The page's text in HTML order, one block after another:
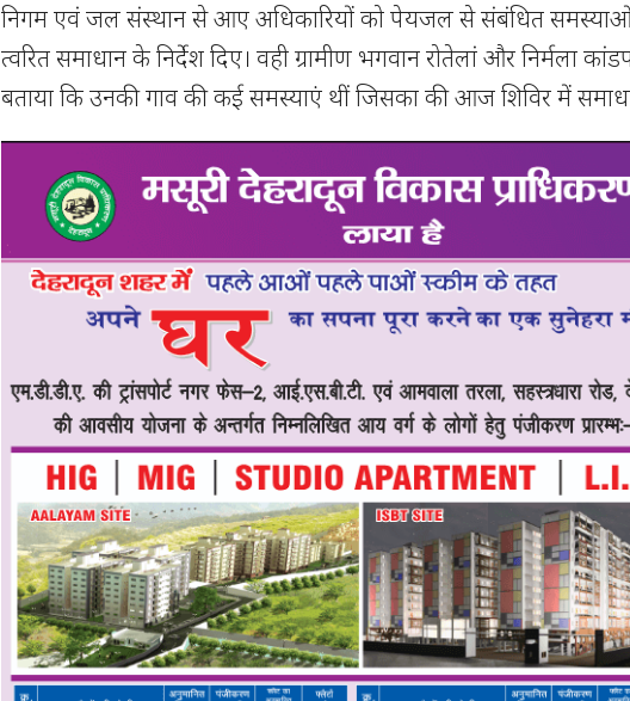
निगम एवं जल संस्थान से आए अधिकारियों को पेयजल से संबंधित
त्वरित समाधान के निर्देश दिए। वही ग्रामीण भगवान रोतेलां और निर्मला
बताया कि उनकी गाव की कई समस्याएं थीं जिसका की आज शिविर में